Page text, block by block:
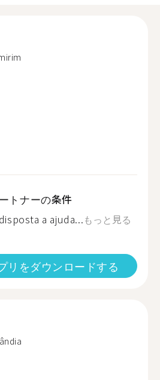
トナーの条件
a ajuda...もっと見る
リをダウンロードする